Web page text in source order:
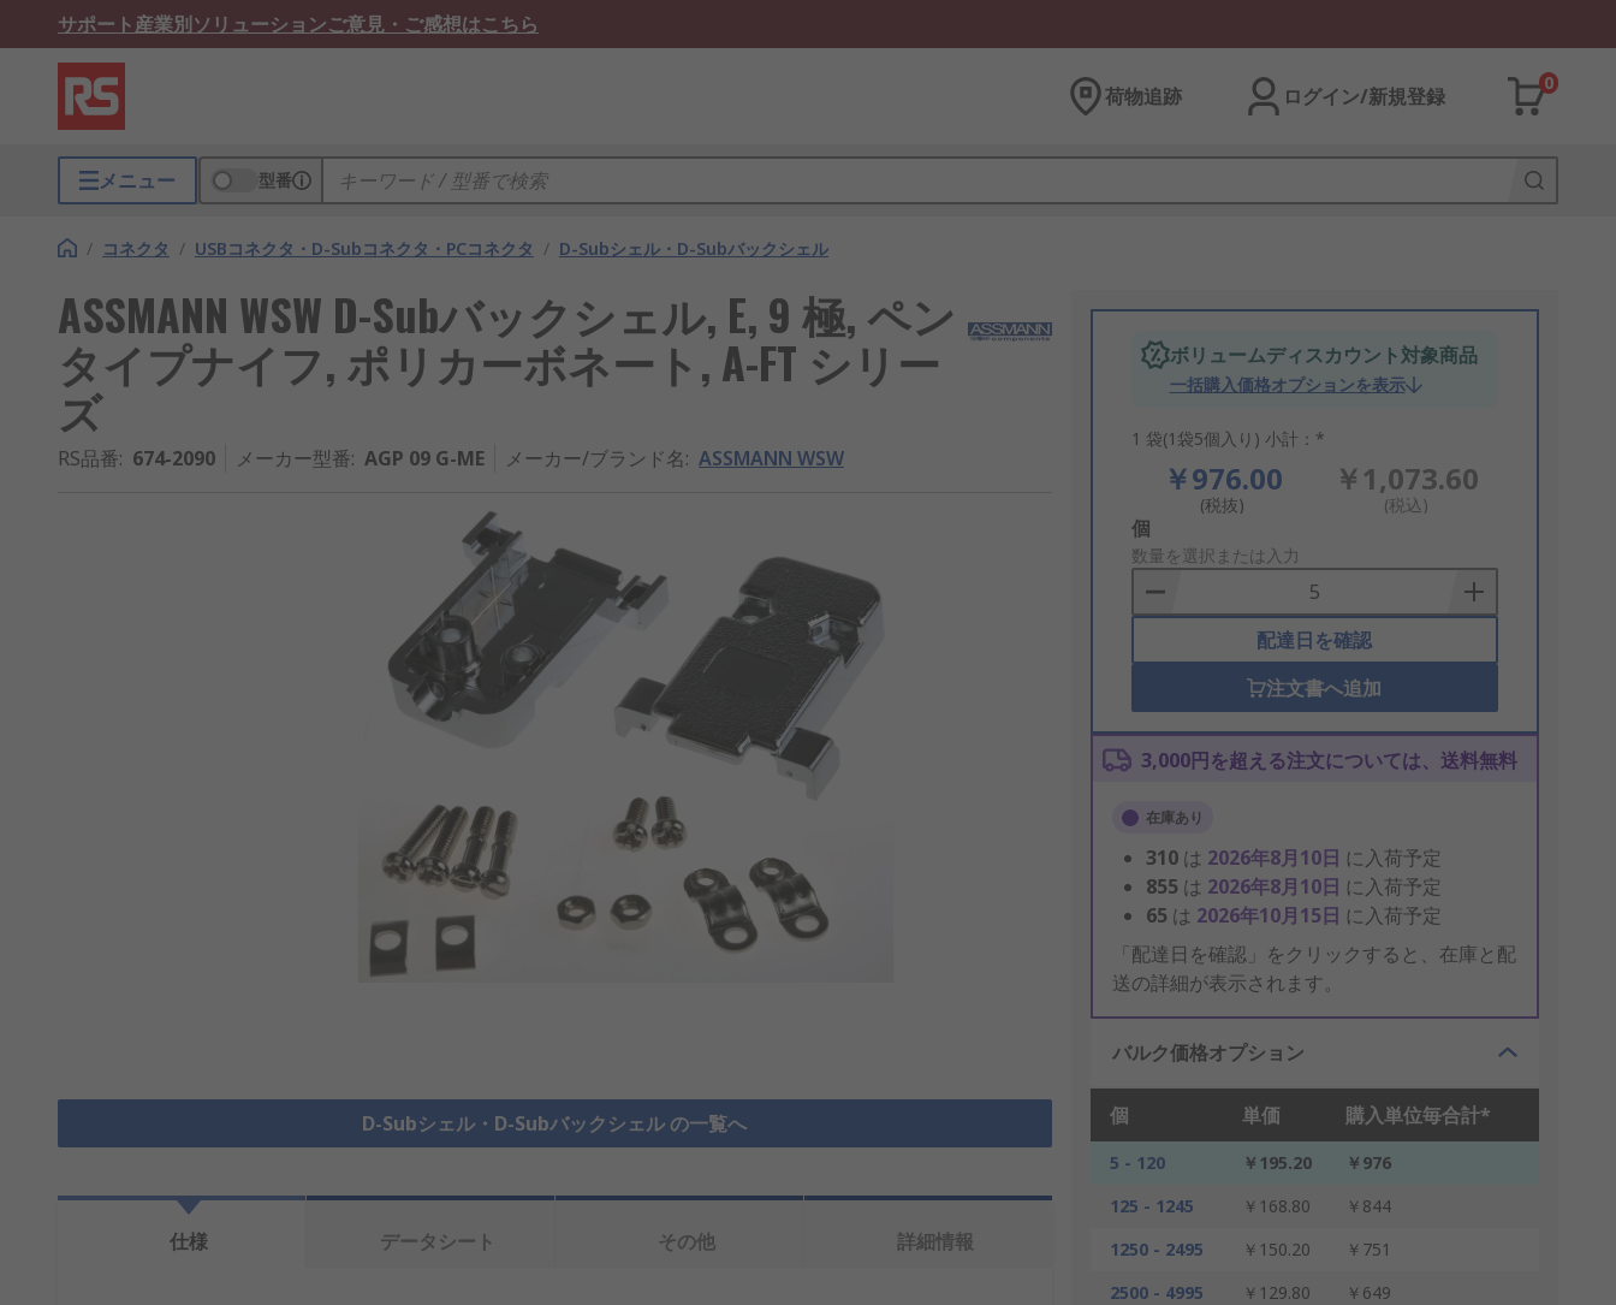
サポート産業別ソリューションご意見・ご感想はこちら
荷物追跡 ログイン/新規登録
0
メニュー 型番
/ コネクタ / USBコネクタ・D-Subコネクタ・PCコネクタ / D-Subシェル・D-Subバックシェル
ASSMANN WSW D-Subバックシェル, E, 9 極, ペン
タイプナイフ, ポリカーボネート, A-FT シリー
ズ
RS品番: 674-2090 メーカー型番: AGP 09 G-ME メーカー/ブランド名: ASSMANN WSW
D-Subシェル・D-Subバックシェル の一覧へ
ボリュームディスカウント対象商品
一括購入価格オプションを表示
1 袋(1袋5個入り) 小計：*
￥976.00
(税抜)
￥1,073.60
(税込)
Add
to
Basket
個
数量を選択または入力
配達日を確認
注文書へ追加
3,000円を超える注文については、送料無料
在庫あり
310 は 2026年8月10日 に入荷予定
855 は 2026年8月10日 に入荷予定
65 は 2026年10月15日 に入荷予定
「配達日を確認」をクリックすると、在庫と配
送の詳細が表示されます。
バルク価格オプション
個 単価 購入単位毎合計*
5 - 120 ￥195.20
￥976
125 - 1245
￥168.80
￥844
1250 - 2495
￥150.20
￥751
2500 - 4995
￥129.80
￥649
仕様 データシート その他 詳細情報